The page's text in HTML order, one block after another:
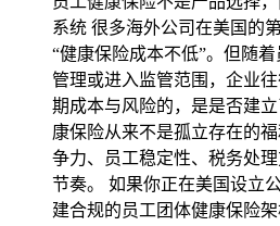
系统 很多海外公司在美国的
“健康保险成本不低”。但随
管理或进入监管范围，企业
期成本与风险的，是是否建
康保险从来不是孤立存在的
争力、员工稳定性、税务处
节奏。 如果你正在美国设立
建合规的员工团体健康保险